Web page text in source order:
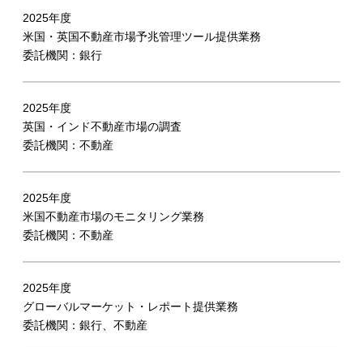
2025年度
米国・英国不動産市場予兆管理ツール提供業務
委託機関：銀行
2025年度
英国・インド不動産市場の調査
委託機関：不動産
2025年度
米国不動産市場のモニタリング業務
委託機関：不動産
2025年度
グローバルマーケット・レポート提供業務
委託機関：銀行、不動産